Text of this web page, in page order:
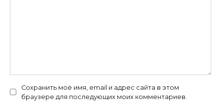
Сохранить моё имя, email и адрес сайта в этом
браузере для последующих моих комментариев.